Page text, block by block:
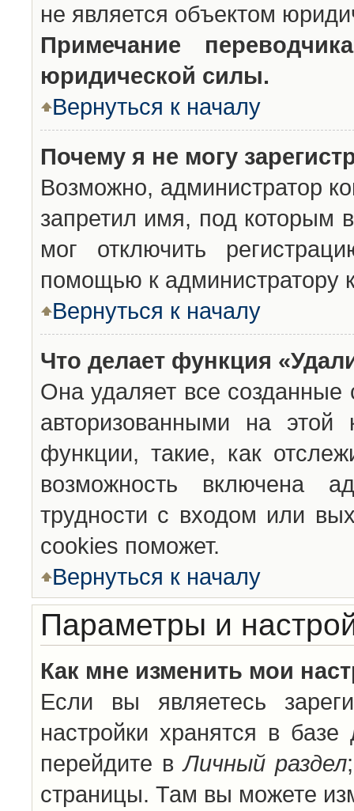
не является объектом
Примечание
юридической силы.
Вернуться к началу
Почему я не могу
Возможно, администратор
запретил имя, под которым
мог отключить
помощью к администратору
Вернуться к началу
Что делает функция
Она удаляет все созданные
авторизованными на
функции, такие, как
возможность включена
трудности с входом или
cookies поможет.
Вернуться к началу
Параметры и
Как мне изменить мои
Если вы являетесь
настройки хранятся в
перейдите вЛичный раздел
страницы. Там вы можете